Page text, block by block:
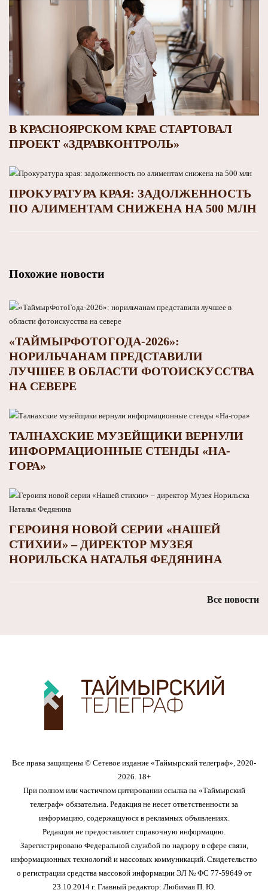
В КРАСНОЯРСКОМ КРАЕ СТАРТОВАЛ
ПРОЕКТ «ЗДРАВКОНТРОЛЬ»
ПРОКУРАТУРА КРАЯ: ЗАДОЛЖЕННОСТЬ
ПО АЛИМЕНТАМ СНИЖЕНА НА 500 МЛН
Похожие новости
«ТАЙМЫРФОТОГОДА-2026»:
НОРИЛЬЧАНАМ ПРЕДСТАВИЛИ
ЛУЧШЕЕ В ОБЛАСТИ ФОТОИСКУССТВА
НА СЕВЕРЕ
ТАЛНАХСКИЕ МУЗЕЙЩИКИ ВЕРНУЛИ
ИНФОРМАЦИОННЫЕ СТЕНДЫ «НА-
ГОРА»
ГЕРОИНЯ НОВОЙ СЕРИИ «НАШЕЙ
СТИХИИ» – ДИРЕКТОР МУЗЕЯ
НОРИЛЬСКА НАТАЛЬЯ ФЕДЯНИНА
Все новости
Все права защищены © Сетевое издание «Таймырский телеграф», 2020-
2026. 18+
При полном или частичном цитировании ссылка на «Таймырский
телеграф» обязательна. Редакция не несет ответственности за
информацию, содержащуюся в рекламных объявлениях.
Редакция не предоставляет справочную информацию.
Зарегистрировано Федеральной службой по надзору в сфере связи,
информационных технологий и массовых коммуникаций. Свидетельство
о регистрации средства массовой информации ЭЛ № ФС 77-59649 от
23.10.2014 г. Главный редактор: Любимая П. Ю.